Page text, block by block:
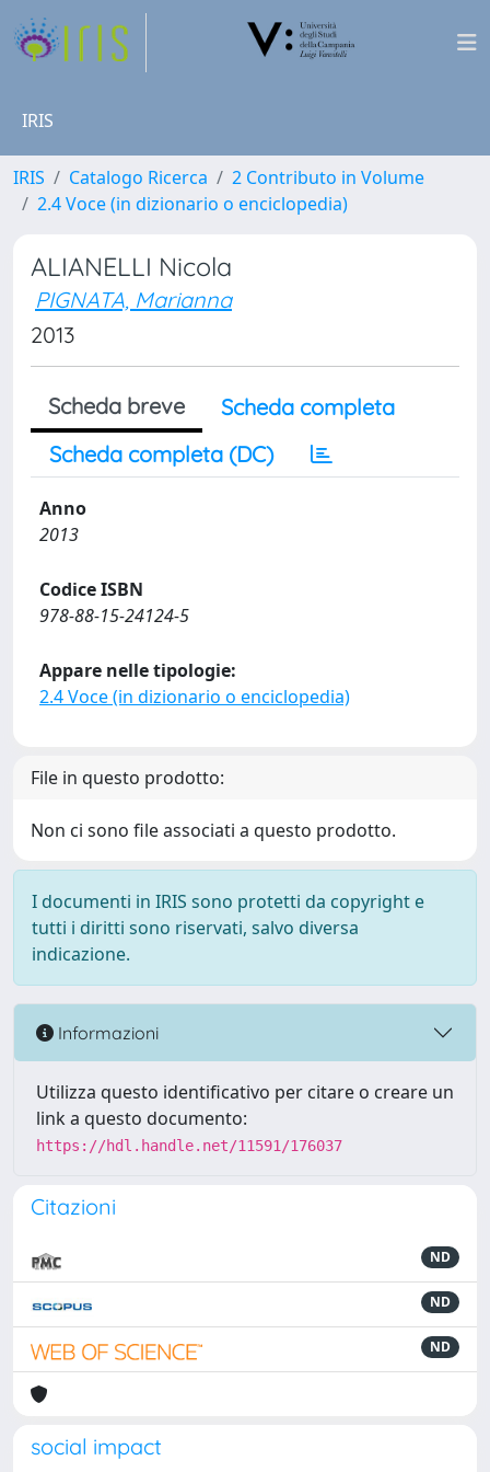
IRIS
IRIS Catalogo Ricerca
2 Contributo in Volume
2.4 Voce (in dizionario o enciclopedia)
ALIANELLI Nicola
PIGNATA, Marianna
2013
Scheda breve
Scheda completa
Scheda completa (DC)
Anno
2013
Codice ISBN
978-88-15-24124-5
Appare nelle tipologie:
2.4 Voce (in dizionario o enciclopedia)
File in questo prodotto:
Non ci sono file associati a questo prodotto.
I documenti in IRIS sono protetti da copyright e
tutti i diritti sono riservati, salvo diversa
indicazione.
Informazioni
Utilizza questo identificativo per citare o creare un
link a questo documento:
https://hdl.handle.net/11591/176037
Citazioni
ND
ND
ND
social impact